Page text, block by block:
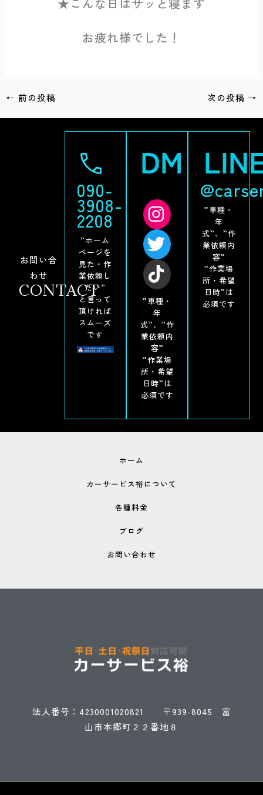
お疲れ様でした！
← 前の投稿 次の投稿 →
お問い合
わせ
CONTACT
090-
3908-
2208
”ホーム
ページを
見た・作
業依頼し
たい”
と言って
頂ければ
スムーズ
です
”車種・
年
式”、”作
業依頼内
容”
”作業場
所・希望
日時”は
必須です
”車種・
年
式”、”作
業依頼内
容”
”作業場
所・希望
日時”は
必須です
ホーム
カーサービス裕について
各種料金
ブログ
お問い合わせ
法人番号：4230001020821 〒939-8045 富
山市本郷町２２番地８